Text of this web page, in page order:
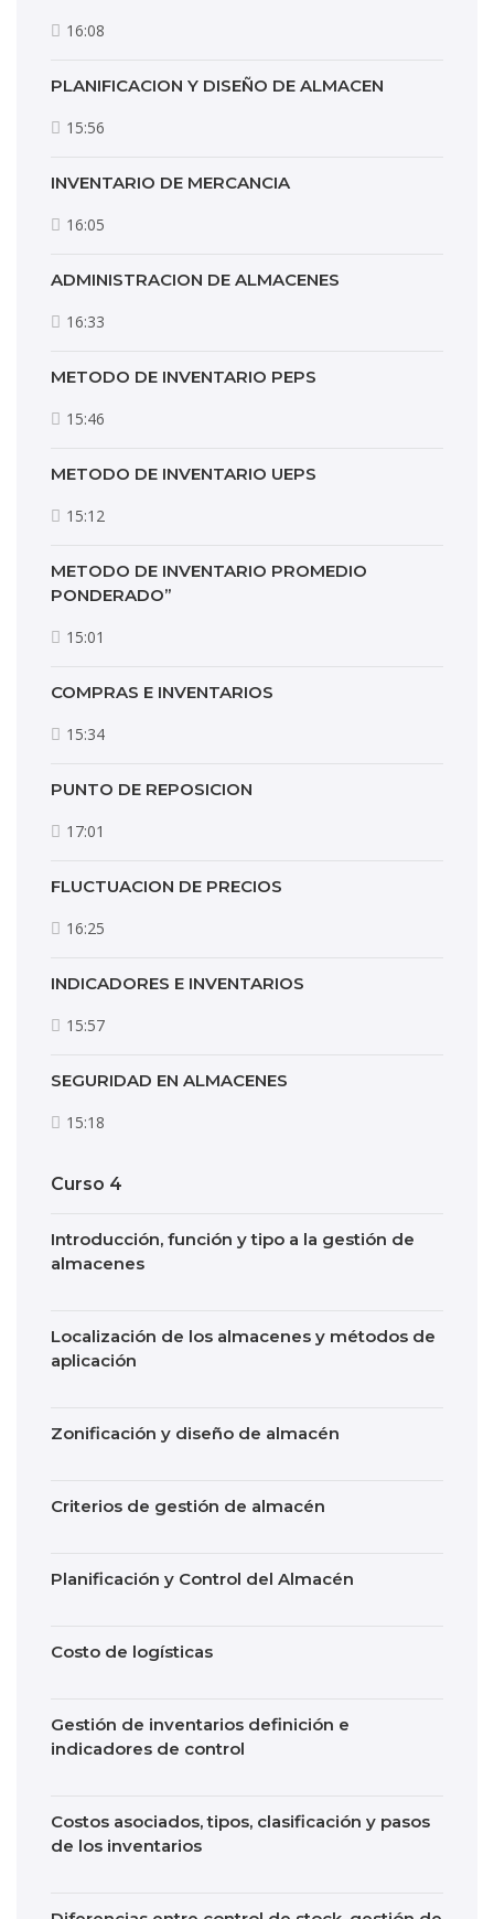
16:08
PLANIFICACION Y DISEÑO DE ALMACEN
15:56
INVENTARIO DE MERCANCIA
16:05
ADMINISTRACION DE ALMACENES
16:33
METODO DE INVENTARIO PEPS
15:46
METODO DE INVENTARIO UEPS
15:12
METODO DE INVENTARIO PROMEDIO
PONDERADO”
15:01
COMPRAS E INVENTARIOS
15:34
PUNTO DE REPOSICION
17:01
FLUCTUACION DE PRECIOS
16:25
INDICADORES E INVENTARIOS
15:57
SEGURIDAD EN ALMACENES
15:18
Curso 4
Introducción, función y tipo a la gestión de
almacenes
Localización de los almacenes y métodos de
aplicación
Zonificación y diseño de almacén
Criterios de gestión de almacén
Planificación y Control del Almacén
Costo de logísticas
Gestión de inventarios definición e
indicadores de control
Costos asociados, tipos, clasificación y pasos
de los inventarios